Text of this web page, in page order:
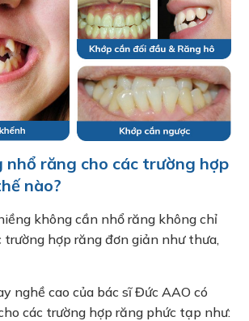
nhổ răng cho các trường hợp
nào?
không cần nhổ răng không chỉ
trường hợp răng đơn giản như thưa,
nghề cao của bác sĩ Đức AAO có
các trường hợp răng phức tạp như: